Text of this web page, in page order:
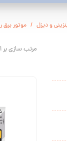
آب تیلر
شناور
پمپ آب
ابزار
و دیزل موتور برق
مرتب سازی